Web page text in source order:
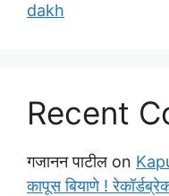
dakh
Recent
गजानन पाटील on
कापूस बियाणे !